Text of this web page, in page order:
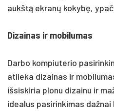
aukštą ekranų kokybę,
Dizainas ir mobilumas
Darbo kompiuterio
atlieka dizainas ir
išsiskiria plonu dizainu ir
idealus pasirinkimas